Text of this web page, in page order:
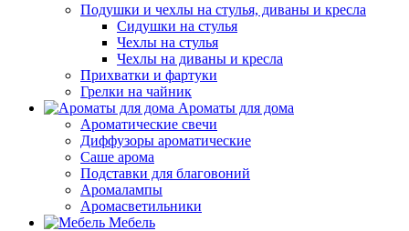
Подушки и чехлы на стулья, диваны и кресла
Сидушки на стулья
Чехлы на стулья
Чехлы на диваны и кресла
Прихватки и фартуки
Грелки на чайник
Ароматы для дома
Ароматические свечи
Диффузоры ароматические
Саше арома
Подставки для благовоний
Аромалампы
Аромасветильники
Мебель